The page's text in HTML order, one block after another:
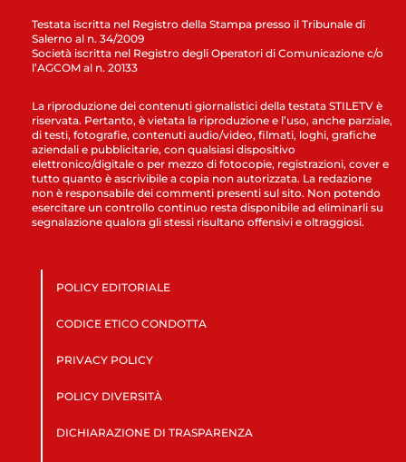
Testata iscritta nel Registro della Stampa presso il Tribunale di
Salerno al n. 34/2009
Società iscritta nel Registro degli Operatori di Comunicazione c/o
l’AGCOM al n. 20133
La riproduzione dei contenuti giornalistici della testata STILETV è
riservata. Pertanto, è vietata la riproduzione e l’uso, anche parziale,
di testi, fotografie, contenuti audio/video, filmati, loghi, grafiche
aziendali e pubblicitarie, con qualsiasi dispositivo
elettronico/digitale o per mezzo di fotocopie, registrazioni, cover e
tutto quanto è ascrivibile a copia non autorizzata. La redazione
non è responsabile dei commenti presenti sul sito. Non potendo
esercitare un controllo continuo resta disponibile ad eliminarli su
segnalazione qualora gli stessi risultano offensivi e oltraggiosi.
POLICY EDITORIALE
CODICE ETICO CONDOTTA
PRIVACY POLICY
POLICY DIVERSITÀ
DICHIARAZIONE DI TRASPARENZA